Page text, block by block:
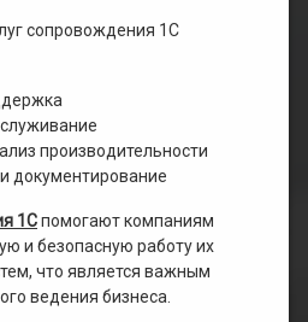
сопровождения 1С
производительности
документирование
1Спомогают компаниям
и безопасную работу их
что является важным
ведения бизнеса.